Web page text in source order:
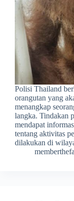
Polisi Thailand
orangutan yang
menangkap
langka. Tindakan
mendapat
tentang aktivitas
dilakukan di